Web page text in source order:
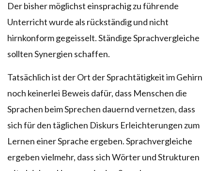
Der bisher möglichst einsprachig zu führende
Unterricht wurde als rückständig und nicht
hirnkonform gegeisselt. Ständige Sprachvergleiche
sollten Synergien schaffen.
Tatsächlich ist der Ort der Sprachtätigkeit im Gehirn
noch keinerlei Beweis dafür, dass Menschen die
Sprachen beim Sprechen dauernd vernetzen, dass
sich für den täglichen Diskurs Erleichterungen zum
Lernen einer Sprache ergeben. Sprachvergleiche
ergeben vielmehr, dass sich Wörter und Strukturen